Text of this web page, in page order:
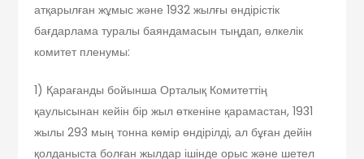
атқарылған жұмыс және 1932 жылғы өндірістік
бағдарлама туралы баяндамасын тыңдап, өлкелік
комитет пленумы:
1) Қарағанды бойынша Орталық Комитеттің
қаулысынан кейін бір жыл өткеніне қарамастан, 1931
жылы 293 мың тонна көмір өндірілді, ал бұған дейін
қолданыста болған жылдар ішінде орыс және шетел